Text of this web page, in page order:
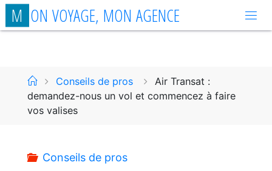
Aller
auM ON VOYAGE, MON AGENCE
AccueilConseils de pros
Air Transat :
demandez-nous un vol et commencez à faire
vos valises
Conseils de pros